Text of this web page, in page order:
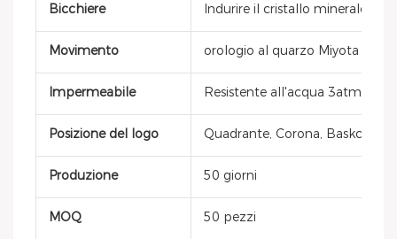
Bicchiere Indurire il cristallo minerale
Movimento orologio al quarzo Miyota
Impermeabile Resistente all'acqua 3atm
Posizione del logo Quadrante, Corona,
Produzione 50 giorni
MOQ 50 pezzi